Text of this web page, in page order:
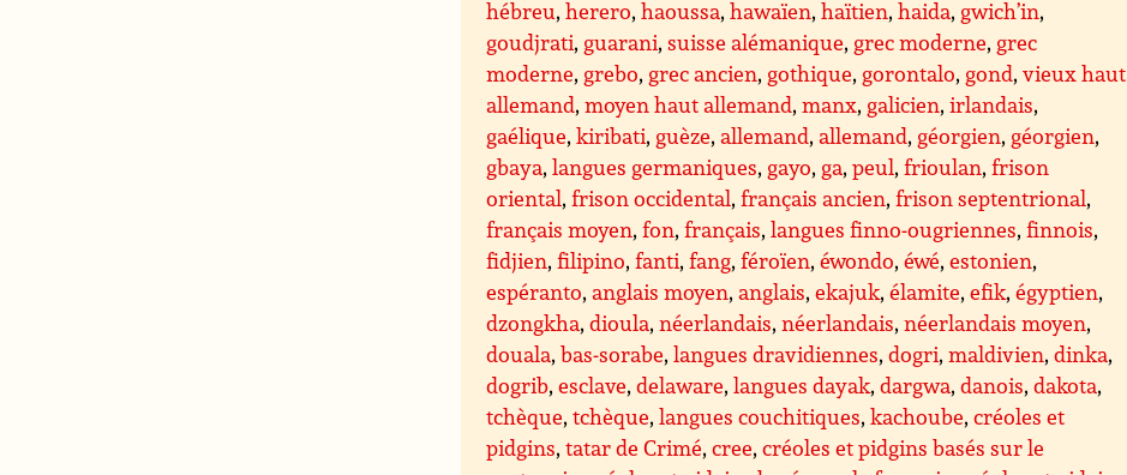
hébreu,herero,haoussa,hawaïen,haïtien,haida, gwich’in,
goudjrati, guarani,suisse alémanique, grec moderne, grec
moderne, grebo, grec ancien, gothique, gorontalo, gond,vieux haut
allemand,moyen haut allemand,manx, galicien,irlandais,
gaélique,kiribati, guèze,allemand,allemand, géorgien, géorgien,
gbaya,langues germaniques, gayo, ga,peul,frioulan,frison
oriental,frison occidental,français ancien,frison septentrional,
français moyen,fon,français,langues finno-ougriennes,finnois,
fidjien,filipino,fanti,fang,féroïen,éwondo,éwé,estonien,
espéranto,anglais moyen,anglais,ekajuk,élamite,efik,égyptien,
dzongkha,dioula,néerlandais,néerlandais,néerlandais moyen,
douala,bas-sorabe,langues dravidiennes,dogri,maldivien,dinka,
dogrib,esclave,delaware,langues dayak,dargwa,danois,dakota,
tchèque,tchèque,langues couchitiques,kachoube,créoles et
pidgins,tatar de Crimé,cree,créoles et pidgins basés sur le